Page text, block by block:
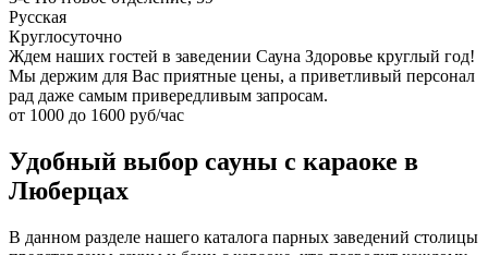
Русская
Круглосуточно
Ждем наших гостей в заведении Сауна Здоровье круглый год!
Мы держим для Вас приятные цены, а приветливый персонал
рад даже самым привередливым запросам.
от 1000 до 1600 руб/час
Удобный выбор сауны с караоке в
Люберцах
В данном разделе нашего каталога парных заведений столицы